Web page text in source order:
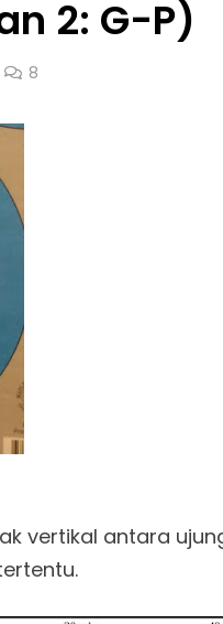
2: G-P)
8
vertikal antara